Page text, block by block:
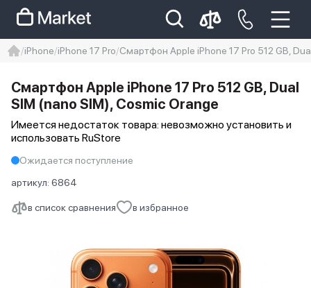
Iphone 14 pro max
айфон 14
iPhone iPhone 17 Pro Смартфон Apple iPhone 17 Pro 512 GB,
в список сравнения в избранное
Смартфон Apple iPhone 17 Pro 512 GB, Dual
SIM (nano SIM), Cosmic Orange
Имеется недостаток товара: невозможно установить и
использовать RuStore
Ожидается поступление
артикул: 6864